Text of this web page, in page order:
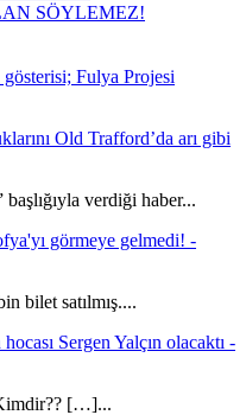
SÖYLEMEZ!
Fulya Projesi
Old Trafford’da arı gibi
verdiği haber...
görmeye gelmedi! -
bilet satılmış....
Sergen Yalçın olacaktı -
[…]...